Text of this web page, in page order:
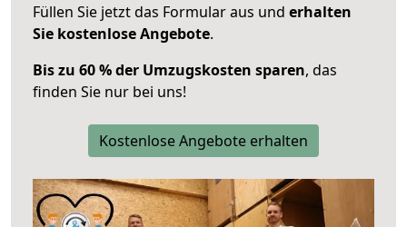
Füllen Sie jetzt das Formular aus und erhalten
Sie kostenlose Angebote.
Bis zu 60 % der Umzugskosten sparen, das
finden Sie nur bei uns!
Kostenlose Angebote erhalten